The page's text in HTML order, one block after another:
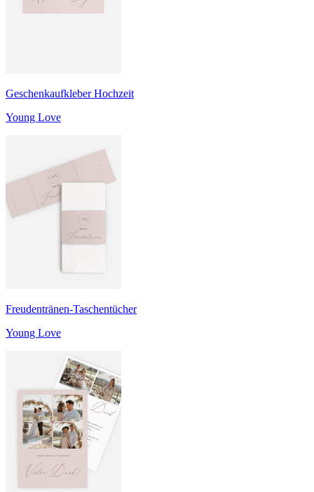
Geschenkaufkleber Hochzeit
Young Love
Freudentränen-Taschentücher
Young Love